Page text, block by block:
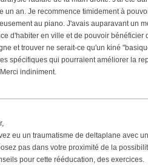
un an. Je recommence timidement à
au piano. J'avais auparavant un
d'habiter en ville et de pouvoir
et trouver ne serait-ce qu'un kiné
spécifiques qui pourraient améliorer la
indiniment.
eu un traumatisme de deltaplane avec
pas dans votre proximité de la
pour cette rééducation, des exercices.